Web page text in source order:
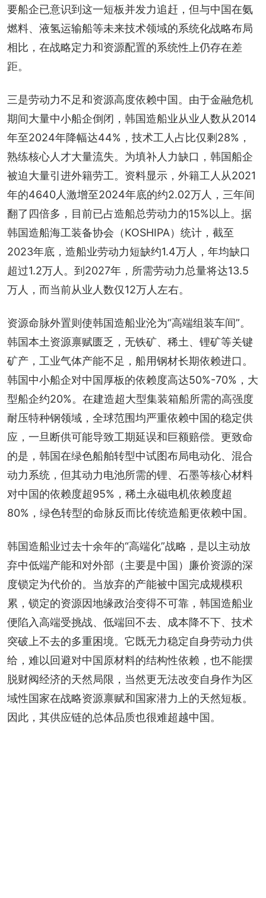
要船企已意识到这一短板并发力追赶，但与中国在氨
燃料、液氢运输船等未来技术领域的系统化战略布局
相比，在战略定力和资源配置的系统性上仍存在差
距。
三是劳动力不足和资源高度依赖中国。由于金融危机
期间大量中小船企倒闭，韩国造船业从业人数从2014
年至2024年降幅达44%，技术工人占比仅剩28%，
熟练核心人才大量流失。为填补人力缺口，韩国船企
被迫大量引进外籍劳工。资料显示，外籍工人从2021
年的4640人激增至2024年底的约2.02万人，三年间
翻了四倍多，目前已占造船总劳动力的15%以上。据
韩国造船海工装备协会（KOSHIPA）统计，截至
2023年底，造船业劳动力短缺约1.4万人，年均缺口
超过1.2万人。到2027年，所需劳动力总量将达13.5
万人，而当前从业人数仅12万人左右。
资源命脉外置则使韩国造船业沦为“高端组装车间”。
韩国本土资源禀赋匮乏，无铁矿、稀土、锂矿等关键
矿产，工业气体产能不足，船用钢材长期依赖进口。
韩国中小船企对中国厚板的依赖度高达50%-70%，大
型船企约20%。在建造超大型集装箱船所需的高强度
耐压特种钢领域，全球范围均严重依赖中国的稳定供
应，一旦断供可能导致工期延误和巨额赔偿。更致命
的是，韩国在绿色船舶转型中试图布局电动化、混合
动力系统，但其动力电池所需的锂、石墨等核心材料
对中国的依赖度超95%，稀土永磁电机依赖度超
80%，绿色转型的命脉反而比传统造船更依赖中国。
韩国造船业过去十余年的“高端化”战略，是以主动放
弃中低端产能和对外部（主要是中国）廉价资源的深
度锁定为代价的。当放弃的产能被中国完成规模积
累，锁定的资源因地缘政治变得不可靠，韩国造船业
便陷入高端受挑战、低端回不去、成本降不下、技术
突破上不去的多重困境。它既无力稳定自身劳动力供
给，难以回避对中国原材料的结构性依赖，也不能摆
脱财阀经济的天然局限，当然更无法改变自身作为区
域性国家在战略资源禀赋和国家潜力上的天然短板。
因此，其供应链的总体品质也很难超越中国。